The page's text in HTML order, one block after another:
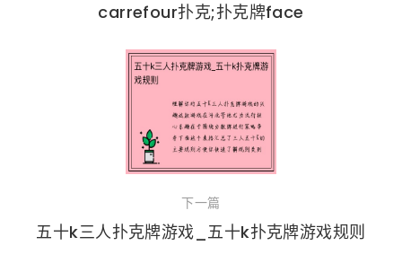
carrefour扑克;扑克牌face
下一篇
五十k三人扑克牌游戏_五十k扑克牌游戏规则